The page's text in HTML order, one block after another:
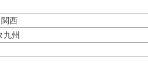
西
九州